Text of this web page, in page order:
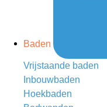
Baden
Vrijstaande baden
Inbouwbaden
Hoekbaden